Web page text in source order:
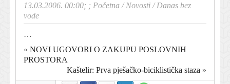
13.03.2006. 00:00; ; Početna /Novosti /Danas bez
vode
…
« NOVI UGOVORI O ZAKUPU POSLOVNIH
PROSTORA
Kaštelir: Prva pješačko-biciklistička staza »